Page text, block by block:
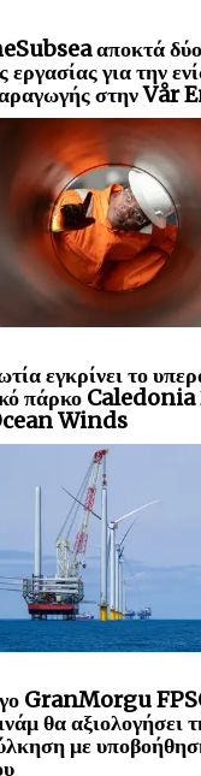
αποκτά δύο
εργασίας για την
στην Vår
εγκρίνει το
πάρκο
Winds
GranMorgu
θα αξιολογήσει
με